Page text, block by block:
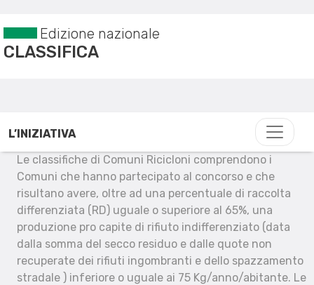
Edizione nazionale
CLASSIFICA
L’INIZIATIVA
Le classifiche di Comuni Ricicloni comprendono i
Comuni che hanno partecipato al concorso e che
risultano avere, oltre ad una percentuale di raccolta
differenziata (RD) uguale o superiore al 65%, una
produzione pro capite di rifiuto indifferenziato (data
dalla somma del secco residuo e dalle quote non
recuperate dei rifiuti ingombranti e dello spazzamento
stradale ) inferiore o uguale ai 75 Kg/anno/abitante. Le